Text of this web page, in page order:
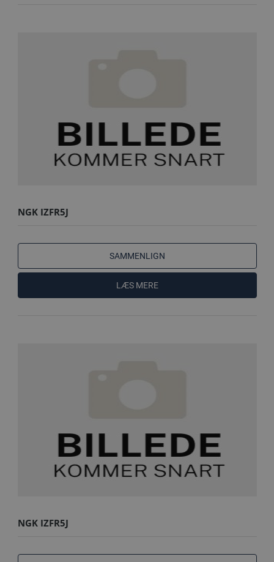
NGK IZFR5J
SAMMENLIGN
LÆS MERE
NGK IZFR5J